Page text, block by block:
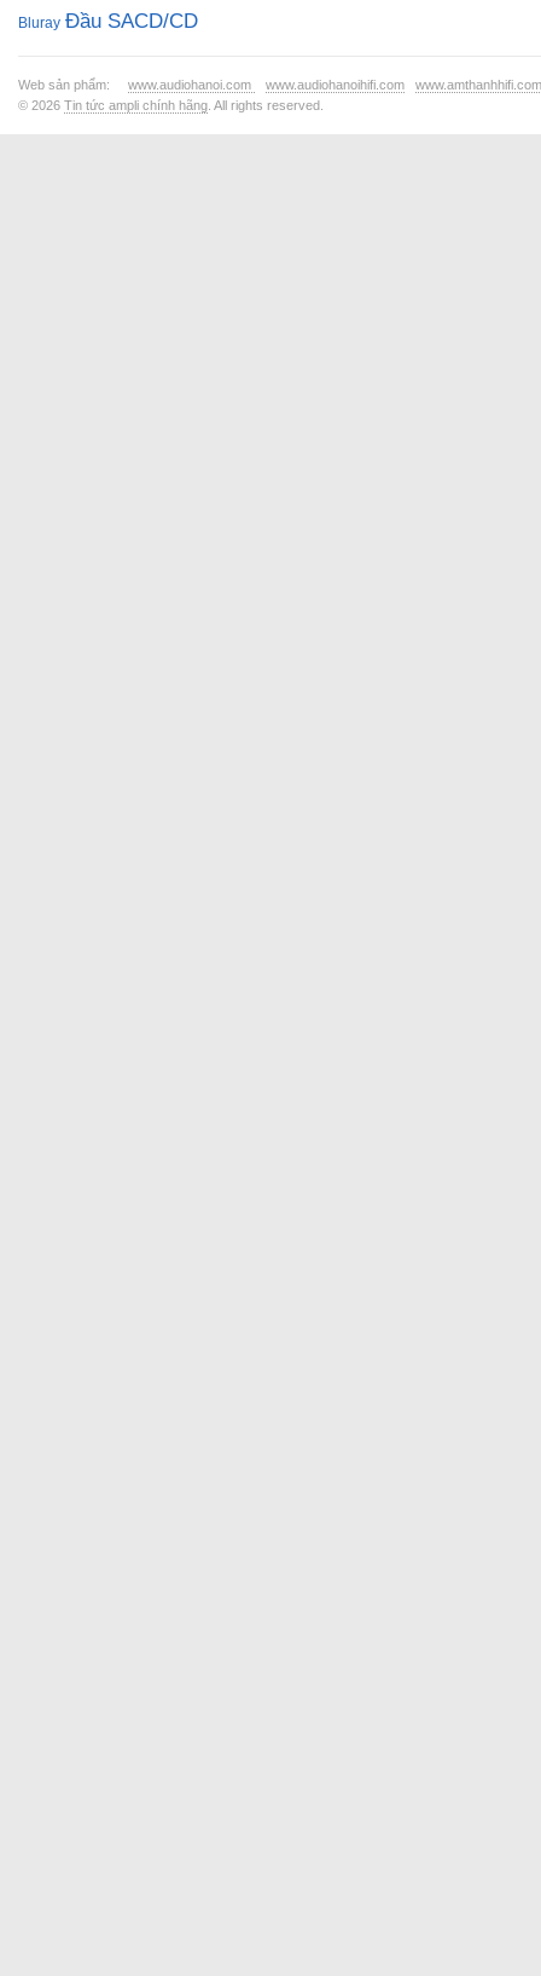
Bluray Đầu SACD/CD
Web sản phẩm: www.audiohanoi.com www.audiohanoihifi.com
www.amthanhhifi.com
© 2026 Tin tức ampli chính hãng . All rights reserved.